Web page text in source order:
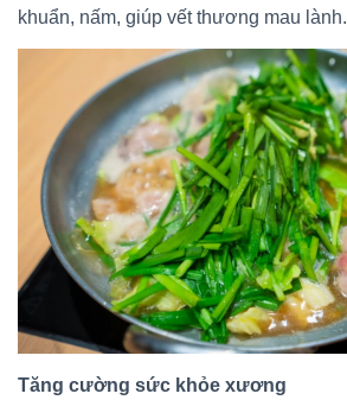
khuẩn, nấm, giúp vết thương mau lành.
Tăng cường sức khỏe xương